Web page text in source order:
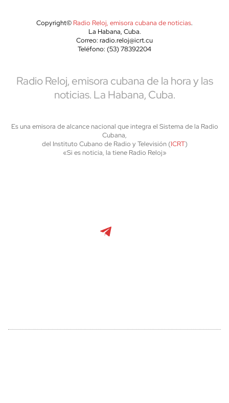
Copyright© Radio Reloj, emisora cubana de noticias.
La Habana, Cuba.
Correo: radio.reloj@icrt.cu
Teléfono: (53) 78392204
Radio Reloj, emisora cubana de la hora y las
noticias. La Habana, Cuba.
Es una emisora de alcance nacional que integra el Sistema de la Radio
Cubana,
del Instituto Cubano de Radio y Televisión (ICRT)
«Si es noticia, la tiene Radio Reloj»